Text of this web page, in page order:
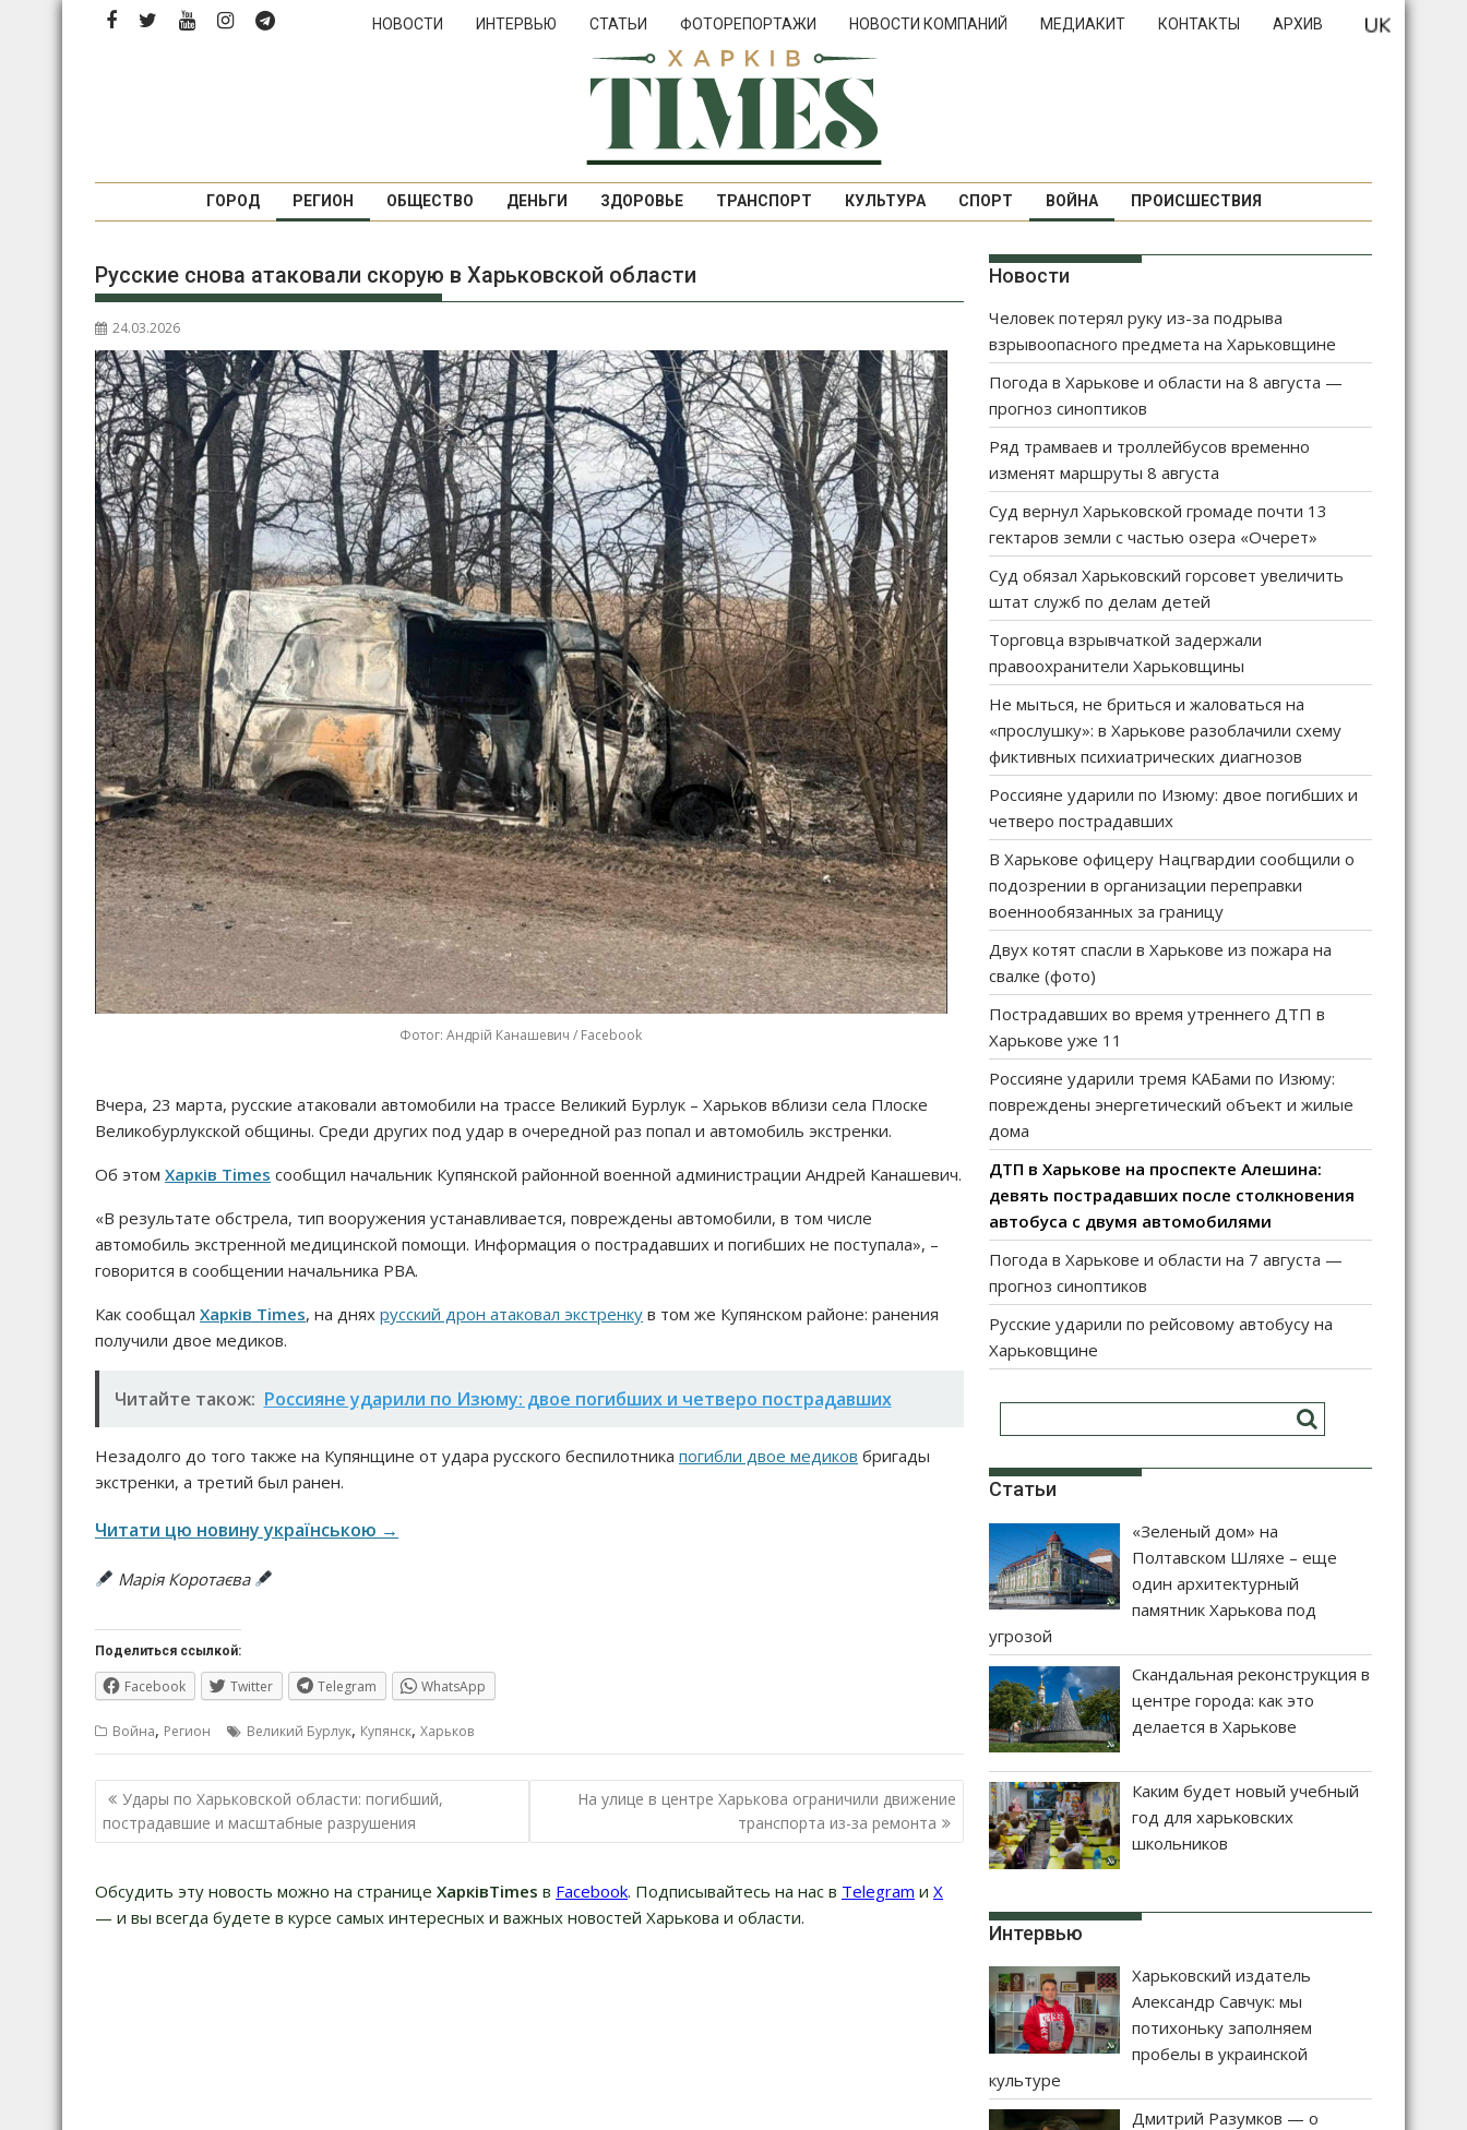
Перейти
НОВОСТИ ИНТЕРВЬЮ СТАТЬИ ФОТОРЕПОРТАЖИ НОВОСТИ КОМПАНИЙ МЕДИАКИТ КОНТАКТЫ АРХИВ
ГОРОД РЕГИОН ОБЩЕСТВО ДЕНЬГИ ЗДОРОВЬЕ ТРАНСПОРТ КУЛЬТУРА СПОРТ ВОЙНА ПРОИСШЕСТВИЯ
Русские снова атаковали скорую в Харьковской области
24.03.2026
Фотог: Андрій Канашевич / Facebook
Вчера, 23 марта, русские атаковали автомобили на трассе Великий Бурлук – Харьков вблизи села Плоске
Великобурлукской общины. Среди других под удар в очередной раз попал и автомобиль экстренки.
Об этом Харків Times сообщил начальник Купянской районной военной администрации Андрей Канашевич.
«В результате обстрела, тип вооружения устанавливается, повреждены автомобили, в том числе
автомобиль экстренной медицинской помощи. Информация о пострадавших и погибших не поступала», –
говорится в сообщении начальника РВА.
Как сообщал Харків Times, на днях русский дрон атаковал экстренку в том же Купянском районе: ранения
получили двое медиков.
Читайте також: Россияне ударили по Изюму: двое погибших и четверо пострадавших
Незадолго до того также на Купянщине от удара русского беспилотника погибли двое медиков бригады
экстренки, а третий был ранен.
Читати цю новину українською →
Марія Коротаєва
Поделиться ссылкой:
Facebook Twitter Telegram WhatsApp
Война, Регион Великий Бурлук, Купянск, Харьков
Навигация
по
записям
Удары по Харьковской области: погибший,
пострадавшие и масштабные разрушения
На улице в центре Харькова ограничили движение
транспорта из-за ремонта
Обсудить эту новость можно на странице ХарківTimes в Facebook. Подписывайтесь на нас в Telegram и Х
— и вы всегда будете в курсе самых интересных и важных новостей Харькова и области.
Новости
Человек потерял руку из-за подрыва
взрывоопасного предмета на Харьковщине
Погода в Харькове и области на 8 августа —
прогноз синоптиков
Ряд трамваев и троллейбусов временно
изменят маршруты 8 августа
Суд вернул Харьковской громаде почти 13
гектаров земли с частью озера «Очерет»
Суд обязал Харьковский горсовет увеличить
штат служб по делам детей
Торговца взрывчаткой задержали
правоохранители Харьковщины
Не мыться, не бриться и жаловаться на
«прослушку»: в Харькове разоблачили схему
фиктивных психиатрических диагнозов
Россияне ударили по Изюму: двое погибших и
четверо пострадавших
В Харькове офицеру Нацгвардии сообщили о
подозрении в организации переправки
военнообязанных за границу
Двух котят спасли в Харькове из пожара на
свалке (фото)
Пострадавших во время утреннего ДТП в
Харькове уже 11
Россияне ударили тремя КАБами по Изюму:
повреждены энергетический объект и жилые
дома
ДТП в Харькове на проспекте Алешина:
девять пострадавших после столкновения
автобуса с двумя автомобилями
Погода в Харькове и области на 7 августа —
прогноз синоптиков
Русские ударили по рейсовому автобусу на
Харьковщине
Статьи
«Зеленый дом» на
Полтавском Шляхе – еще
один архитектурный
памятник Харькова под
угрозой
Скандальная реконструкция в
центре города: как это
делается в Харькове
Каким будет новый учебный
год для харьковских
школьников
Интервью
Харьковский издатель
Александр Савчук: мы
потихоньку заполняем
пробелы в украинской
культуре
Дмитрий Разумков — о